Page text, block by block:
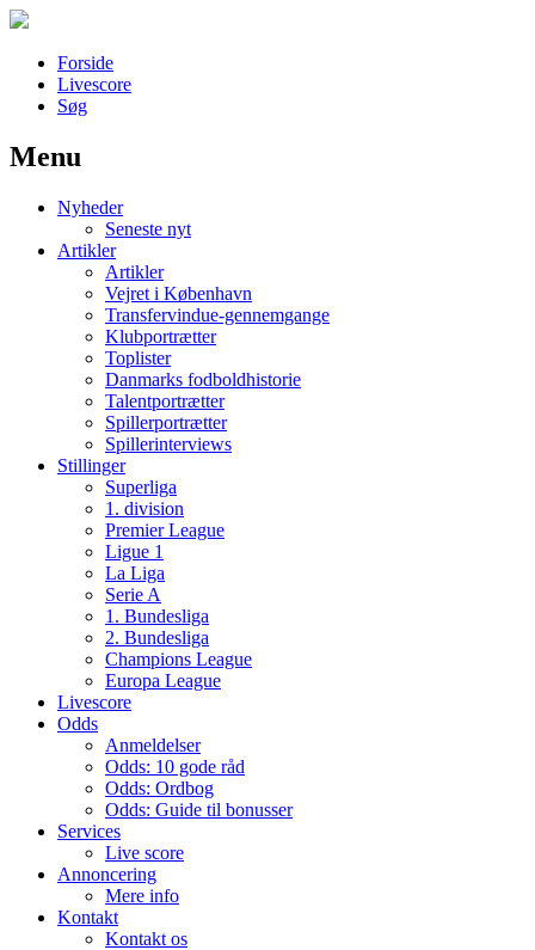
Forside
Livescore
Søg
Наши партнеры
лучшие займы
Menu
Nyheder
Seneste nyt
Artikler
Artikler
Vejret i København
Transfervindue-gennemgange
Klubportrætter
Toplister
Danmarks fodboldhistorie
Talentportrætter
Spillerportrætter
Spillerinterviews
Stillinger
Superliga
1. division
Premier League
Ligue 1
La Liga
Serie A
1. Bundesliga
2. Bundesliga
Champions League
Europa League
Livescore
Odds
Anmeldelser
Odds: 10 gode råd
Odds: Ordbog
Odds: Guide til bonusser
Services
Live score
Annoncering
Mere info
Kontakt
Kontakt os